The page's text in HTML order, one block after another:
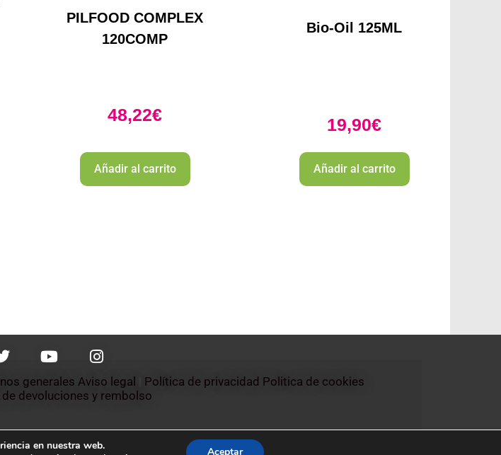
PILFOOD COMPLEX
120COMP
48,22€
Añadir al carrito
Bio-Oil 125ML
19,90€
Añadir al carrito
generales Aviso legal Política de privacidad Politica de cookies
devoluciones y rembolso
en nuestra web.
Aceptar